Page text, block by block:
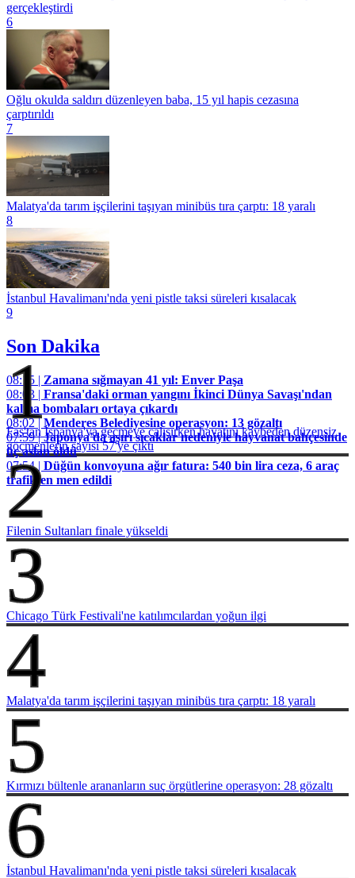
gerçekleştirdi
6
Oğlu okulda saldırı düzenleyen baba, 15 yıl hapis cezasına
çarptırıldı
7
Malatya'da tarım işçilerini taşıyan minibüs tıra çarptı: 18 yaralı
8
İstanbul Havalimanı'nda yeni pistle taksi süreleri kısalacak
9
Son Dakika
08:15 | Zamana sığmayan 41 yıl: Enver Paşa
08:03 | Fransa'daki orman yangını İkinci Dünya Savaşı'ndan
kalma bombaları ortaya çıkardı
08:02 |Menderes Belediyesine operasyon: 13 gözaltı
07:59 |Japonya'da aşırı sıcaklar nedeniyle hayvanat bahçesinde
üç aslan öldü
07:54 | Düğün konvoyuna ağır fatura: 540 bin lira ceza, 6 araç
trafikten men edildi
1
Fas'tan İspanya'ya geçmeye çalışırken hayatını kaybeden düzensiz
göçmenlerin sayısı 57'ye çıktı
2
Filenin Sultanları finale yükseldi
3
Chicago Türk Festivali'ne katılımcılardan yoğun ilgi
4
Malatya'da tarım işçilerini taşıyan minibüs tıra çarptı: 18 yaralı
5
Kırmızı bültenle arananların suç örgütlerine operasyon: 28 gözaltı
6
İstanbul Havalimanı'nda yeni pistle taksi süreleri kısalacak